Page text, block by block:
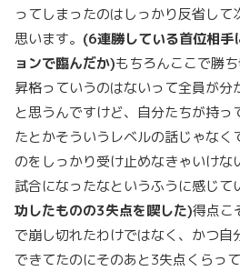
ってしまったのはしっかり反省して
思います。 (6連勝している首位相手
ョンで臨んだか)もちろんここで勝
昇格っていうのはないって全員が分
と思うんですけど、自分たちが持っ
たとかそういうレベルの話じゃなく
のをしっかり受け止めなきゃいけな
試合になったなというふうに感じて
功したものの3失点を喫した)得点こ
で崩し切れたわけではなく、かつ自
できてたのにそのあと3失点くらっ